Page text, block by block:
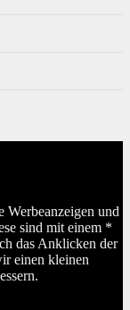
Werbeanzeigen und
sind mit einem *
das Anklicken der
einen kleinen